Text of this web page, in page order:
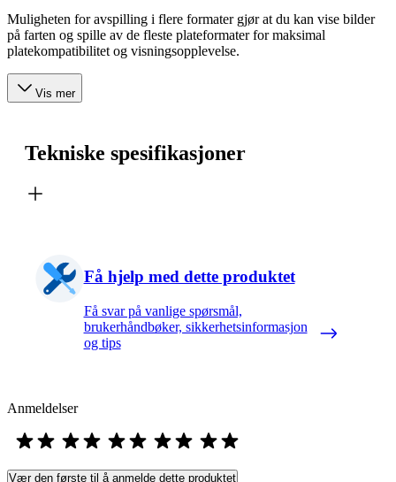
Muligheten for avspilling i flere formater gjør at du kan vise bilder
på farten og spille av de fleste plateformater for maksimal
platekompatibilitet og visningsopplevelse.
Vis mer
Tekniske spesifikasjoner
Få hjelp med dette produktet
Få svar på vanlige spørsmål,
brukerhåndbøker, sikkerhetsinformasjon
og tips
Anmeldelser
Vær den første til å anmelde dette produktet